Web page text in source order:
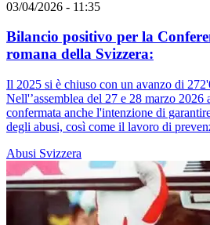
03/04/2026 - 11:35
Bilancio positivo per la
romana della Svizzera:
Il 2025 si è chiuso con un avanzo di
Nell'’assemblea del 27 e 28 marzo 2026
confermata anche l'intenzione di
degli abusi, così come il lavoro di
Abusi Svizzera